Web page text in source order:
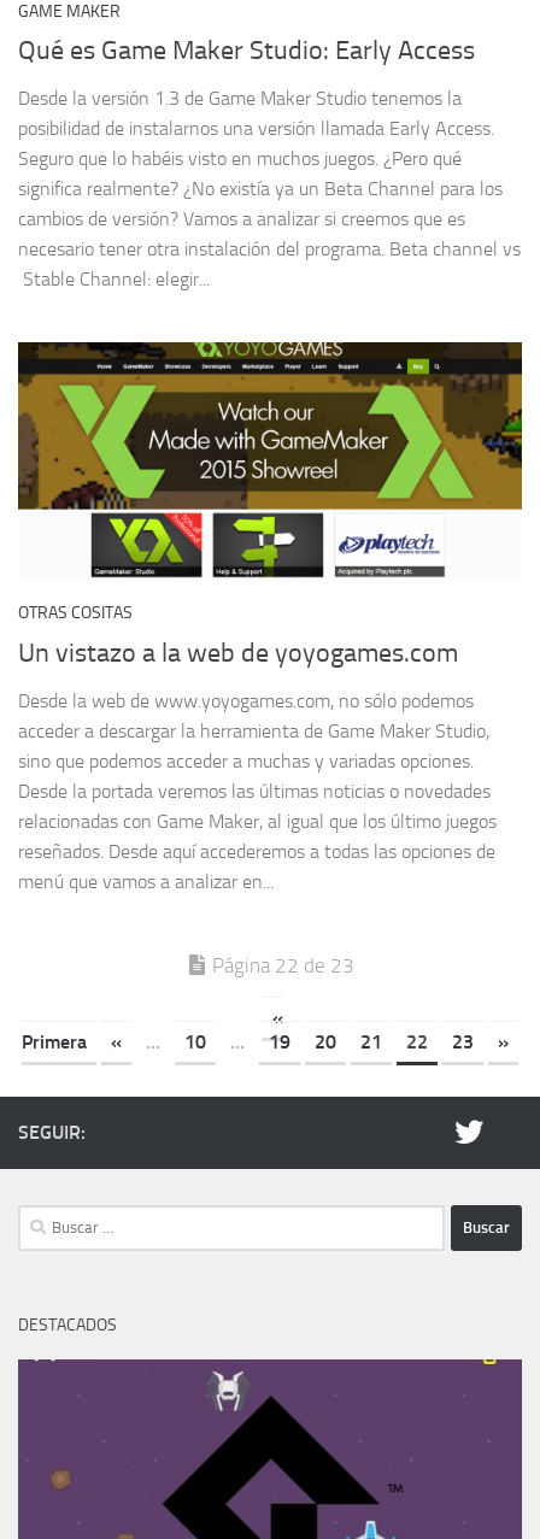
GAME MAKER
Qué es Game Maker Studio: Early Access
Desde la versión 1.3 de Game Maker Studio tenemos la
posibilidad de instalarnos una versión llamada Early Access.
Seguro que lo habéis visto en muchos juegos. ¿Pero qué
significa realmente? ¿No existía ya un Beta Channel para los
cambios de versión? Vamos a analizar si creemos que es
necesario tener otra instalación del programa. Beta channel vs
Stable Channel: elegir...
OTRAS COSITAS
Un vistazo a la web de yoyogames.com
Desde la web de www.yoyogames.com, no sólo podemos
acceder a descargar la herramienta de Game Maker Studio,
sino que podemos acceder a muchas y variadas opciones.
Desde la portada veremos las últimas noticias o novedades
relacionadas con Game Maker, al igual que los último juegos
reseñados. Desde aquí accederemos a todas las opciones de
menú que vamos a analizar en...
Página 22 de 23
«
Primera
« ... 10 ... 19 20 21 22 23 »
SEGUIR:
Buscar:
DESTACADOS